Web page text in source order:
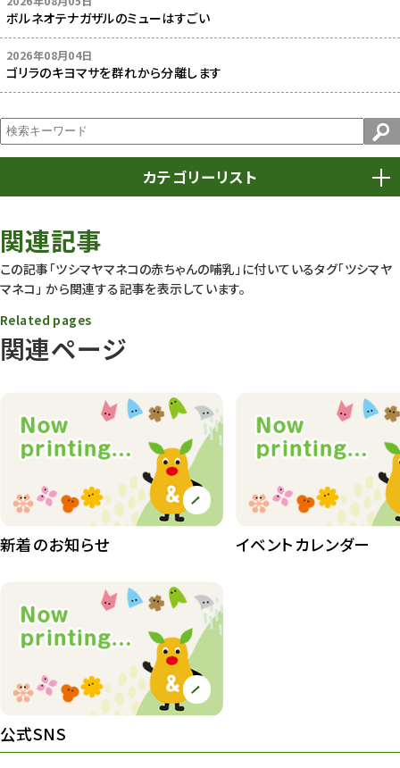
ボルネオテナガザルのミューはすごい
2026年08月04日
ゴリラのキヨマサを群れから分離します
カテゴリーリスト
動物園
動物園長のZooコラム
動物園その他
407
植物園長の庭
植物園 その他 423
83
イベント
園内の様子
遊園地 6
関連記事
この記事「ツシマヤマネコの赤ちゃんの哺乳」に付いているタグ「ツシマヤ
マネコ」 から関連する記事を表示しています。
関連ページ
Related pages
新着のお知らせ イベントカレンダー
公式SNS